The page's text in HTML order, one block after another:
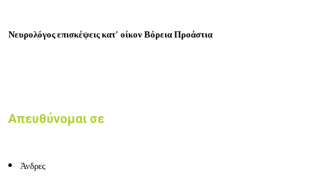
Νευρολόγος επισκέψεις κατ' οίκον Βόρεια Προάστια
Απευθύνομαι σε
Άνδρες